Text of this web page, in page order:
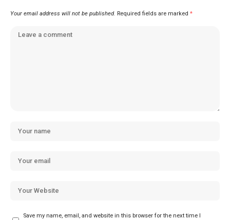
Your email address will not be published. Required fields are marked *
Save my name, email, and website in this browser for the next time I